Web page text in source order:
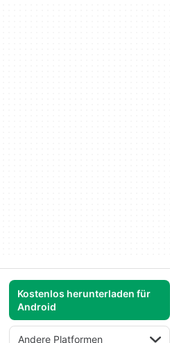
Kostenlos herunterladen für
Android
Andere Platformen